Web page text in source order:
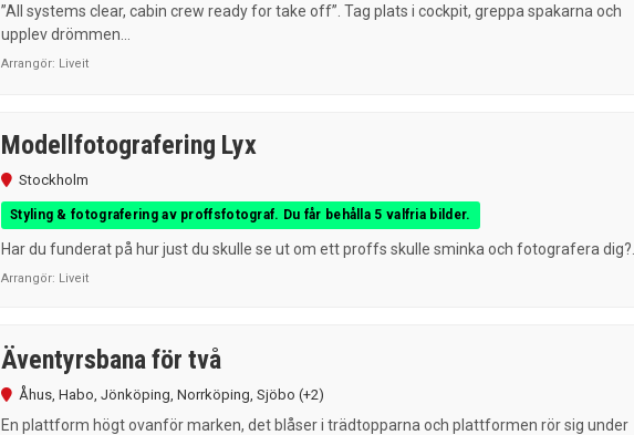
”All systems clear, cabin crew ready for take off”. Tag plats i cockpit, greppa spakarna och
upplev drömmen...
Arrangör: Liveit
Modellfotografering Lyx
Stockholm
Styling & fotografering av proffsfotograf. Du får behålla 5 valfria bilder.
Har du funderat på hur just du skulle se ut om ett proffs skulle sminka och fotografera dig?...
Arrangör: Liveit
Äventyrsbana för två
Åhus Habo Jönköping Norrköping Sjöbo (+2)
En plattform högt ovanför marken, det blåser i trädtopparna och plattformen rör sig under